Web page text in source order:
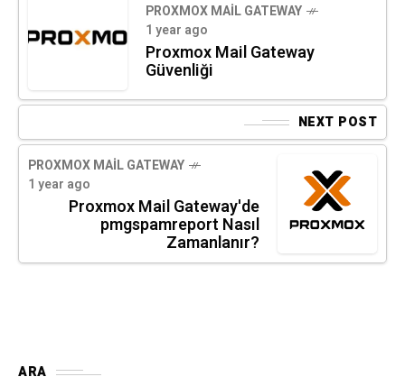
PROXMOX MAIL GATEWAY
1 year ago
Proxmox Mail Gateway
Güvenliği
NEXT POST
PROXMOX MAIL GATEWAY
1 year ago
Proxmox Mail Gateway'de
pmgspamreport Nasıl
Zamanlanır?
ARA